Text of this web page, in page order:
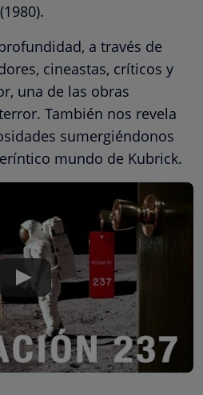
a través de
cineastas, críticos y
una de las obras
También nos revela
sumergiéndonos
mundo de Kubrick.